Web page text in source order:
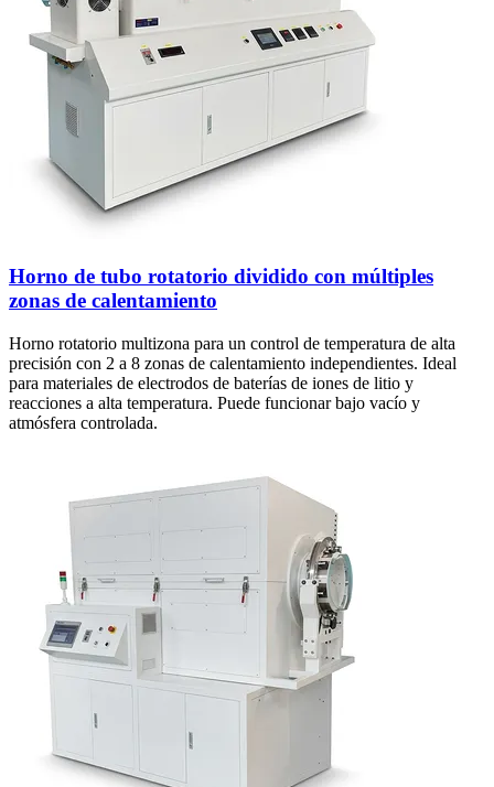
Horno de tubo rotatorio dividido con múltiples
zonas de calentamiento
Horno rotatorio multizona para un control de temperatura de alta
precisión con 2 a 8 zonas de calentamiento independientes. Ideal
para materiales de electrodos de baterías de iones de litio y
reacciones a alta temperatura. Puede funcionar bajo vacío y
atmósfera controlada.